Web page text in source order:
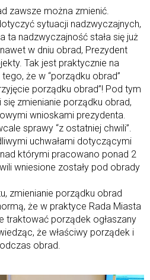
zawsze można zmienić.
sytuacji nadzwyczajnych,
ta nadzwyczajność stała się już
w dniu obrad, Prezydent
Tak jest praktycznie na
że w “porządku obrad”
porządku obrad”! Pod tym
zmienianie porządku obrad,
wnioskami prezydenta.
sprawy “z ostatniej chwili”.
uchwałami dotyczącymi
którymi pracowano ponad 2
wniesione zostały pod obrady
zmienianie porządku obrad
że w praktyce Rada Miasta
traktować porządek ogłaszany
że właściwy porządek i
obrad.